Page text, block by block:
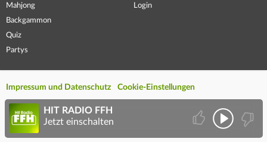
Mahjong
Backgammon
Quiz
Partys
Login
Impressum und Datenschutz Cookie-Einstellungen
HIT RADIO FFH
Jetzt einschalten